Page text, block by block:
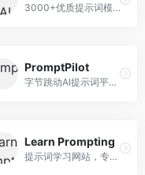
3000+优质提示词模板平台，专注于中文提示词。面向中文AI用户，提供提示词模板、分类检索、一键使用等服务，中文提示词丰富。
PromptPilot
字节跳动AI提示词平台，专注于提示词优化与管理。面向AI用户，提供提示词优化、效果测试、团队协作等服务，企业级功能完善。
Learn Prompting
提示词学习网站，专注于提示词工程教育。面向AI学习者，提供提示词教程、最佳实践、案例研究等资源，教学内容系统。